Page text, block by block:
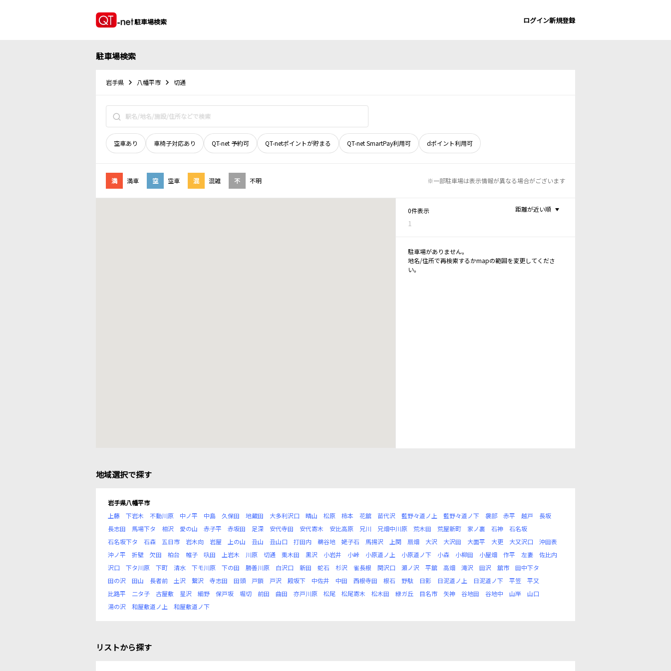
駐車場検索 ログイン新規登録
駐車場検索
岩手県 八幡平市 切通
空車あり 車椅子対応あり QT-net 予約可 QT-netポイントが貯まる QT-net SmartPay利用可 dポイント利用可
満 満車 空 空車 混 混雑 不 不明 ※一部駐車場は表示情報が異なる場合がございます
0件表示
1
距離が近い順
駐車場がありません。
地名/住所で再検索するかmapの範囲を変更してくださ
い。
地域選択で探す
岩手県八幡平市
上藤
下岩木 不動川原 中ノ平 中島 久保田 地蔵田 大多利沢口 晴山 松原 柿本 花舘 苗代沢 藍野々道ノ上 藍野々道ノ下 袰部 赤平 越戸
長坂
長志田
馬場下タ 相沢 愛の山 赤子平 赤坂田 足深 安代寺田 安代寄木 安比高原 兄川 兄畑中川原 荒木田 荒屋新町 家ノ裏 石神
石名坂
石名坂下タ
石森 五日市 岩木向 岩屋 上の山 丑山 丑山口 打田内 鵜谷地 姥子石 馬揚沢 上関 扇畑 大沢 大沢田 大面平 大更 大又沢口
沖田表
沖ノ平
折壁 欠田 柏台 帷子 叺田 上岩木 川原 切通 栗木田 黒沢 小岩井 小峠 小原道ノ上 小原道ノ下 小森 小柳田 小屋畑 作平 左妻
佐比内
沢口
下タ川原 下町 清水 下モ川原 下の田 勝善川原 白沢口 新田 蛇石 杉沢 雀長根 関沢口 瀬ノ沢 平舘 高畑 滝沢 田沢 舘市
田中下タ
田の沢
田山 長者前 土沢 繋沢 寺志田 田頭 戸鎖 戸沢 殿坂下 中佐井 中田 西根寺田 根石 野駄 日影 日泥道ノ上 日泥道ノ下 平笠
平又
比路平
二タ子 古屋敷 星沢 細野 保戸坂 堀切 前田 曲田 亦戸川原 松尾 松尾寄木 松木田 緑ガ丘 目名市 矢神 谷地田 谷地中 山岸
山口
湯の沢
和屋敷道ノ上 和屋敷道ノ下
リストから探す